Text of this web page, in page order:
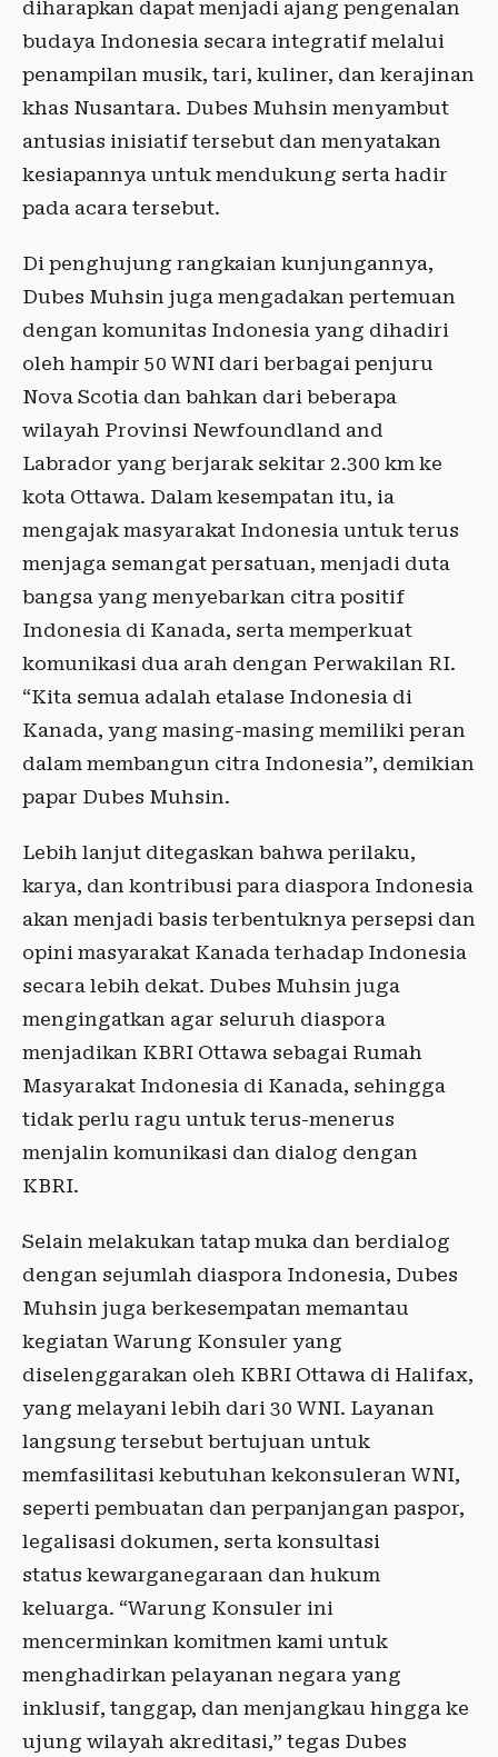
diharapkan dapat menjadi ajang pengenalan
budaya Indonesia secara integratif melalui
penampilan musik, tari, kuliner, dan kerajinan
khas Nusantara. Dubes Muhsin menyambut
antusias inisiatif tersebut dan menyatakan
kesiapannya untuk mendukung serta hadir
pada acara tersebut.
Di penghujung rangkaian kunjungannya,
Dubes Muhsin juga mengadakan pertemuan
dengan komunitas Indonesia yang dihadiri
oleh hampir 50 WNI dari berbagai penjuru
Nova Scotia dan bahkan dari beberapa
wilayah Provinsi Newfoundland and
Labrador yang berjarak sekitar 2.300 km ke
kota Ottawa. Dalam kesempatan itu, ia
mengajak masyarakat Indonesia untuk terus
menjaga semangat persatuan, menjadi duta
bangsa yang menyebarkan citra positif
Indonesia di Kanada, serta memperkuat
komunikasi dua arah dengan Perwakilan RI.
“Kita semua adalah etalase Indonesia di
Kanada, yang masing-masing memiliki peran
dalam membangun citra Indonesia”, demikian
papar Dubes Muhsin.
Lebih lanjut ditegaskan bahwa perilaku,
karya, dan kontribusi para diaspora Indonesia
akan menjadi basis terbentuknya persepsi dan
opini masyarakat Kanada terhadap Indonesia
secara lebih dekat. Dubes Muhsin juga
mengingatkan agar seluruh diaspora
menjadikan KBRI Ottawa sebagai Rumah
Masyarakat Indonesia di Kanada, sehingga
tidak perlu ragu untuk terus-menerus
menjalin komunikasi dan dialog dengan
KBRI.
Selain melakukan tatap muka dan berdialog
dengan sejumlah diaspora Indonesia, Dubes
Muhsin juga berkesempatan memantau
kegiatan Warung Konsuler yang
diselenggarakan oleh KBRI Ottawa di Halifax,
yang melayani lebih dari 30 WNI. Layanan
langsung tersebut bertujuan untuk
memfasilitasi kebutuhan kekonsuleran WNI,
seperti pembuatan dan perpanjangan paspor,
legalisasi dokumen, serta konsultasi
status kewarganegaraan dan hukum
keluarga. “Warung Konsuler ini
mencerminkan komitmen kami untuk
menghadirkan pelayanan negara yang
inklusif, tanggap, dan menjangkau hingga ke
ujung wilayah akreditasi,” tegas Dubes